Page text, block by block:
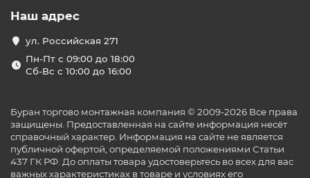
Наш адрес
ул. Российская 271
Пн-Пт с 09:00 до 18:00
Сб-Вс с 10:00 до 16:00
Буран торгово монтажная компания © 2009-2026 Все права
защищены. Предоставленная на сайте информация несёт
справочный характер. Информация на сайте не является
публичной офертой, определяемой положениями Статьи
437 ГК РФ. До оплаты товара удостоверьтесь во всех для вас
важных характеристиках в товаре и условиях его